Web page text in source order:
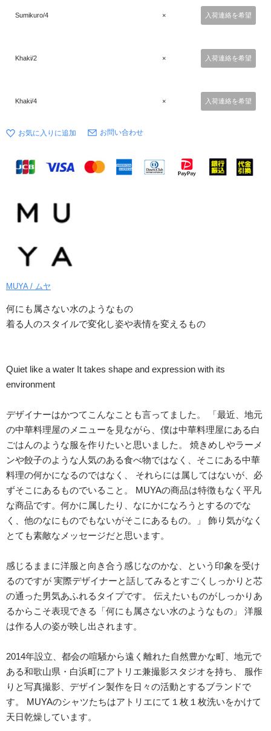
Sumikuro/4 × 入荷連絡を希望
Khaki/2 × 入荷連絡を希望
Khaki/4 × 入荷連絡を希望
お問い合わせ
MUYA / ムヤ
何にも属さない水のようなもの
着る人のスタイルで変化し姿や表情を変えるもの
Quiet like a water It takes shape and expression with its
environment
デザイナーはかつてこんなことも言ってました。 「最近、地元
の中華料理屋のメニューを見ながら、僕は中華料理屋にある白
ごはんのような服を作りたいと思いました。 焼きめしやラーメ
ンや餃子のような人気のある食べ物ではなく、そこにある中華
料理の何かになるのではなく、 それらには属してはないが、必
ずそこにあるものでいること。 MUYAの商品は特徴もなく平凡
な商品です。何かに属したり、なにかになろうとするのでな
く、他のなにものでもないがそこにあるもの。」 飾り気がなく
とても素敵なメッセージだと思います。
感じるままに洋服と向き合う感じなのかな、という印象を受け
るのですが 実際デザイナーと話してみるとすごくしっかりと芯
の通った男気あふれるタイプです。 伝えたいものがしっかりあ
るからこそ表現できる「何にも属さない水のようなもの」 洋服
は作る人の姿が映し出されます。
2014年設立、都会の喧騒から遠く離れた自然豊かな町、地元で
ある和歌山県・白浜町にアトリエ兼撮影スタジオを持ち、 服作
りと写真撮影、デザイン製作を日々の活動とするブランドで
す。 MUYAのシャツたちはアトリエにて１枚１枚洗いをかけて
天日乾燥しています。